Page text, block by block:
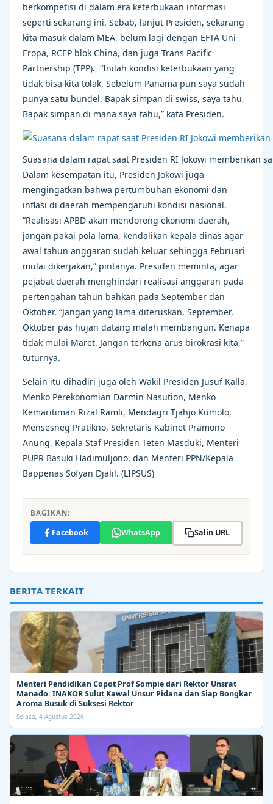
berkompetisi di dalam era keterbukaan informasi
seperti sekarang ini. Sebab, lanjut Presiden, sekarang
kita masuk dalam MEA, belum lagi dengan EFTA Uni
Eropa, RCEP blok China, dan juga Trans Pacific
Partnership (TPP). “Inilah kondisi keterbukaan yang
tidak bisa kita tolak. Sebelum Panama pun saya sudah
punya satu bundel. Bapak simpan di swiss, saya tahu,
Bapak simpan di mana saya tahu,” kata Presiden.
Suasana dalam rapat saat Presiden RI Jokowi memberikan
Dalam kesempatan itu, Presiden Jokowi juga
mengingatkan bahwa pertumbuhan ekonomi dan
inflasi di daerah mempengaruhi kondisi nasional.
“Realisasi APBD akan mendorong ekonomi daerah,
jangan pakai pola lama, kendalikan kepala dinas agar
awal tahun anggaran sudah keluar sehingga Februari
mulai dikerjakan,” pintanya. Presiden meminta, agar
pejabat daerah menghindari realisasi anggaran pada
pertengahan tahun bahkan pada September dan
Oktober. “Jangan yang lama diteruskan, September,
Oktober pas hujan datang malah membangun. Kenapa
tidak mulai Maret. Jangan terkena arus birokrasi kita,”
tuturnya.
Selain itu dihadiri juga oleh Wakil Presiden Jusuf Kalla,
Menko Perekonomian Darmin Nasution, Menko
Kemaritiman Rizal Ramli, Mendagri Tjahjo Kumolo,
Mensesneg Pratikno, Sekretaris Kabinet Pramono
Anung, Kepala Staf Presiden Teten Masduki, Menteri
PUPR Basuki Hadimuljono, dan Menteri PPN/Kepala
Bappenas Sofyan Djalil. (LIPSUS)
BAGIKAN:
Facebook WhatsApp Salin URL
BERITA TERKAIT
Menteri Pendidikan Copot Prof Sompie dari Rektor Unsrat
Manado. INAKOR Sulut Kawal Unsur Pidana dan Siap Bongkar
Aroma Busuk di Suksesi Rektor
Selasa, 4 Agustus 2026